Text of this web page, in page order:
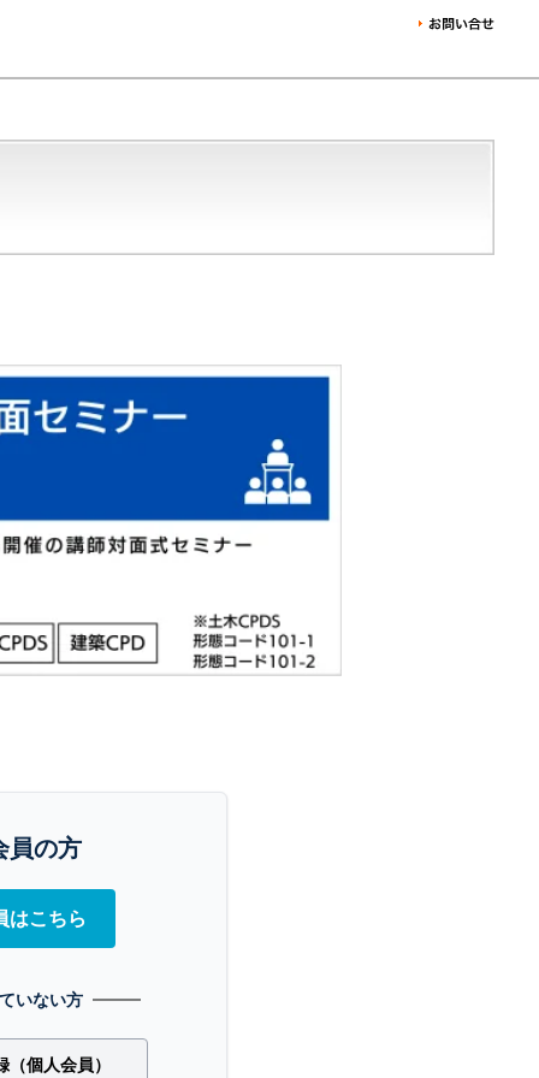
員の方
はこちら
いない方
個人会員）